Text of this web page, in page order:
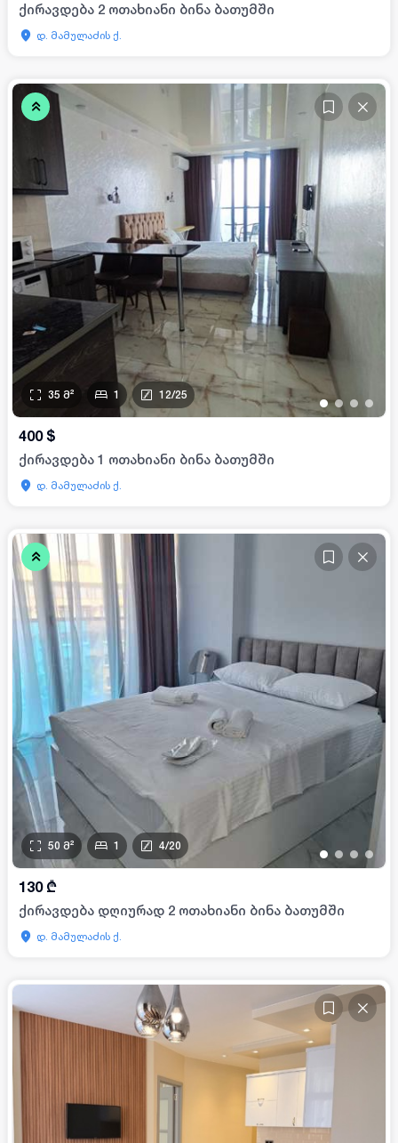
ქირავდება 2 ოთახიანი ბინა ბათუმში
დ. მამულაძის ქ.
•• • •
35 მ² 1 12/25
400 $
ქირავდება 1 ოთახიანი ბინა ბათუმში
დ. მამულაძის ქ.
• • • •
50 მ² 1 4/20
130 ₾
ქირავდება დღიურად 2 ოთახიანი ბინა ბათუმში
დ. მამულაძის ქ.